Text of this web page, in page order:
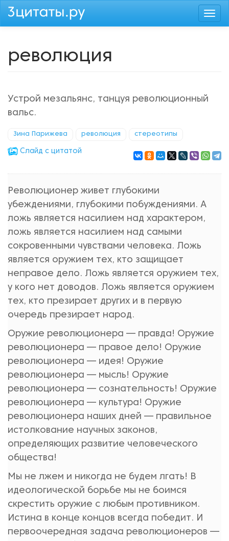
Перейти
революция
Устрой мезальянс, танцуя революционный
вальс.
Зина Парижева революция стереотипы
Cлайд с цитатой
Революционер живет глубокими
убеждениями, глубокими побуждениями. А
ложь является насилием над характером,
ложь является насилием над самыми
сокровенными чувствами человека. Ложь
является оружием тех, кто защищает
неправое дело. Ложь является оружием тех,
у кого нет доводов. Ложь является оружием
тех, кто презирает других и в первую
очередь презирает народ.
Оружие революционера — правда! Оружие
революционера — правое дело! Оружие
революционера — идея! Оружие
революционера — мысль! Оружие
революционера — сознательность! Оружие
революционера — культура! Оружие
революционера наших дней — правильное
истолкование научных законов,
определяющих развитие человеческого
общества!
Мы не лжем и никогда не будем лгать! В
идеологической борьбе мы не боимся
скрестить оружие с любым противником.
Истина в конце концов всегда победит. И
первоочередная задача революционеров —